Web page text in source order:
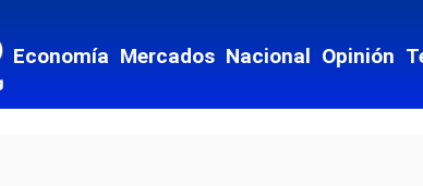
Economía Mercados Nacional Opinión
Email